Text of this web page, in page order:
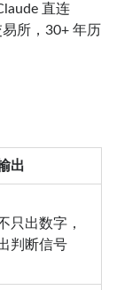
直连
所，30+ 年历
出
只出数字，
判断信号